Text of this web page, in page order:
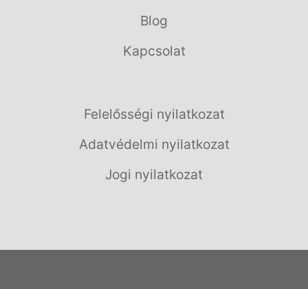
Blog
Kapcsolat
Felelősségi nyilatkozat
Adatvédelmi nyilatkozat
Jogi nyilatkozat